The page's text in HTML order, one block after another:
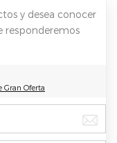
y desea conocer
responderemos
Gran Oferta